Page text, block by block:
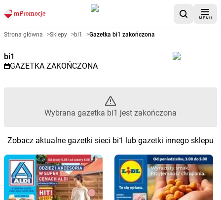
MENU
Gazetka promocyjna bi1 –
Strona główna >Sklepy >bi1 >Gazetka bi1 zakończona
bi1
GAZETKA ZAKOŃCZONA
Wybrana gazetka bi1 jest zakończona
Zobacz aktualne gazetki sieci bi1 lub gazetki innego sklepu